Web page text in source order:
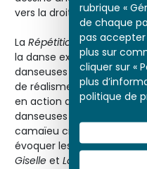
rubrique «
de chaque
pas accepter
plus sur
cliquer sur «
plus
politique de
vers la droite, ce qui
La Répétition d’un ballet
la danse exposé par
danseuses sur la scène,
de réalisme, entre les
en action dans le fond et
danseuses au repos au
camaïeu crée une
évoquer les ballets
Giselle et La Sylphide